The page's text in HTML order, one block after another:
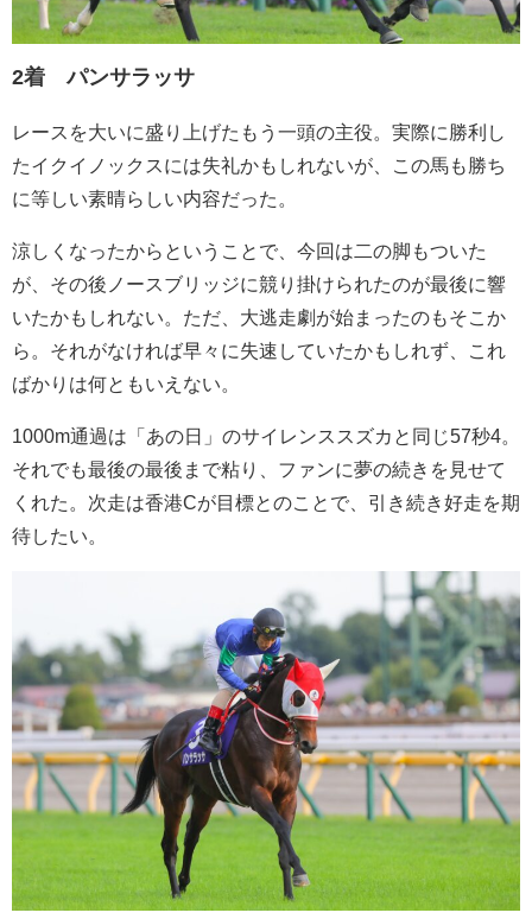
2着 パンサラッサ
レースを大いに盛り上げたもう一頭の主役。実際に勝利し
たイクイノックスには失礼かもしれないが、この馬も勝ち
に等しい素晴らしい内容だった。
涼しくなったからということで、今回は二の脚もついた
が、その後ノースブリッジに競り掛けられたのが最後に響
いたかもしれない。ただ、大逃走劇が始まったのもそこか
ら。それがなければ早々に失速していたかもしれず、これ
ばかりは何ともいえない。
1000m通過は「あの日」のサイレンススズカと同じ57秒4。
それでも最後の最後まで粘り、ファンに夢の続きを見せて
くれた。次走は香港Cが目標とのことで、引き続き好走を期
待したい。